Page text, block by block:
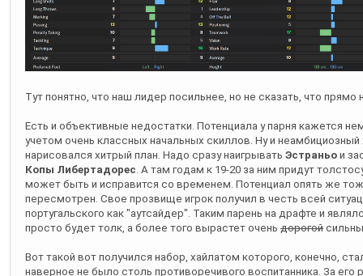
Тут понятно, что наш лидер посильнее, но не сказать, что прямо
Есть и объективные недостатки. Потенциала у парня кажется
учетом очень классных начальных скиллов. Ну и
нарисовался хитрый план. Надо сразу наигрывать Эстраньо и
Копы Либертадорес . А там годам к 19-20 за ним придут
может быть и исправится со временем. Потенциал опять же
пересмотрен. Свое прозвище игрок получил в честь всей
португальского как "аутсайдер". Таким парень на драфте и
просто будет толк, а более того вырастет очень дорогой
Вот такой вот получился набор, хайлатом которого, конечно,
наверное не было столь противоречивого воспитанника. За